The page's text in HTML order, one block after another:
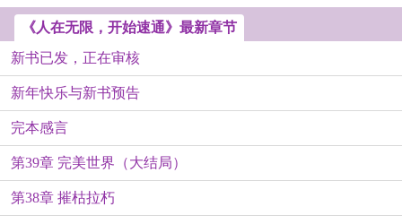
《人在无限，开始速通》最新章节
新书已发，正在审核
新年快乐与新书预告
完本感言
第39章 完美世界（大结局）
第38章 摧枯拉朽